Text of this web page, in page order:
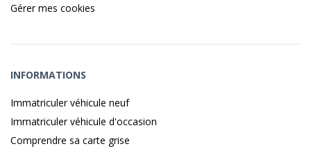
Gérer mes cookies
INFORMATIONS
Immatriculer véhicule neuf
Immatriculer véhicule d'occasion
Comprendre sa carte grise